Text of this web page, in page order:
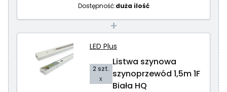
Dostępność:duża ilość
+
LED Plus
2 szt.
x
Listwa szynowa
szynoprzewód 1,5m 1F
Biała HQ